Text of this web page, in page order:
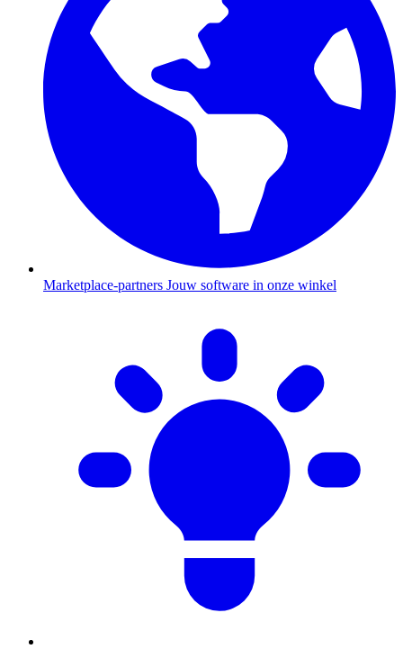
Marketplace-partners Jouw software in onze winkel